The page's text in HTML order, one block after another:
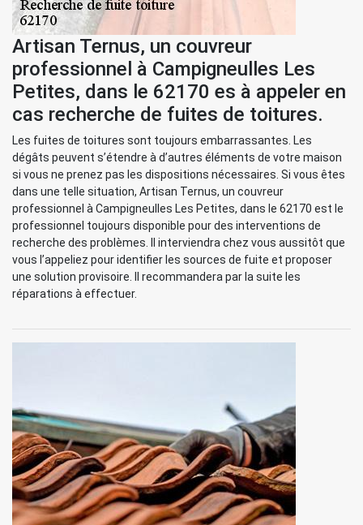
Artisan Ternus, un couvreur
professionnel à Campigneulles Les
Petites, dans le 62170 es à appeler en
cas recherche de fuites de toitures.
Les fuites de toitures sont toujours embarrassantes. Les
dégâts peuvent s’étendre à d’autres éléments de votre maison
si vous ne prenez pas les dispositions nécessaires. Si vous êtes
dans une telle situation, Artisan Ternus, un couvreur
professionnel à Campigneulles Les Petites, dans le 62170 est le
professionnel toujours disponible pour des interventions de
recherche des problèmes. Il interviendra chez vous aussitôt que
vous l’appeliez pour identifier les sources de fuite et proposer
une solution provisoire. Il recommandera par la suite les
réparations à effectuer.